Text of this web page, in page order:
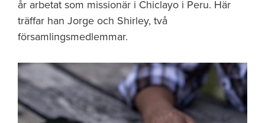
år arbetat som missionär i Chiclayo i Peru. Här
träffar han Jorge och Shirley, två
församlingsmedlemmar.